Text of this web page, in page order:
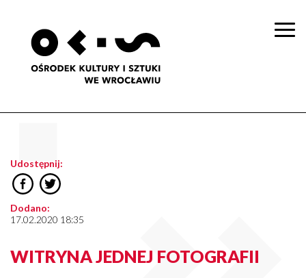
Udostępnij:
Dodano:
17.02.2020 18:35
WITRYNA JEDNEJ FOTOGRAFII